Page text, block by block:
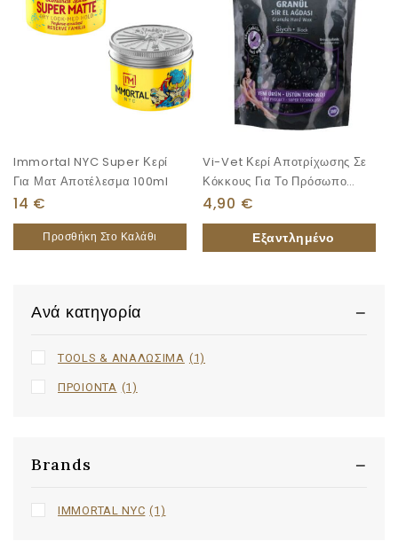
Immortal NYC Super Κερί
Για Ματ Αποτέλεσμα 100ml
14 €
Προσθήκη Στο Καλάθι
Vi-Vet Κερί Αποτρίχωσης Σε
Κόκκους Για Το Πρόσωπο
250gr
4,90 €
Ανά κατηγορία
TOOLS & ΑΝΑΛΩΣΙΜΑ (1)
ΠΡΟΙΟΝΤΑ (1)
Brands
IMMORTAL NYC (1)